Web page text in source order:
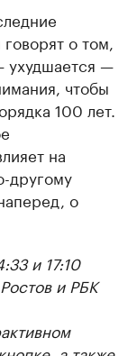
о том,
ухудшается —
чтобы
100 лет.
на
другому
о
и 17:10
и РБК